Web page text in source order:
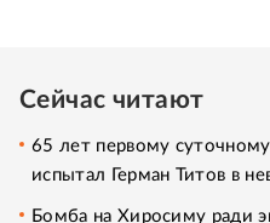
Сейчас читают
65 лет первому
испытал Герман Титов в
Бомба на Хиросиму ради